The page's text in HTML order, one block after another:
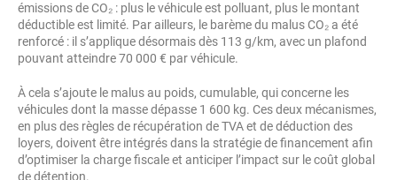
émissions de CO₂ : plus le véhicule est polluant, plus le montant
déductible est limité. Par ailleurs, le barème du malus CO₂ a été
renforcé : il s’applique désormais dès 113 g/km, avec un plafond
pouvant atteindre 70 000 € par véhicule.
À cela s’ajoute le malus au poids, cumulable, qui concerne les
véhicules dont la masse dépasse 1 600 kg. Ces deux mécanismes,
en plus des règles de récupération de TVA et de déduction des
loyers, doivent être intégrés dans la stratégie de financement afin
d’optimiser la charge fiscale et anticiper l’impact sur le coût global
de détention.